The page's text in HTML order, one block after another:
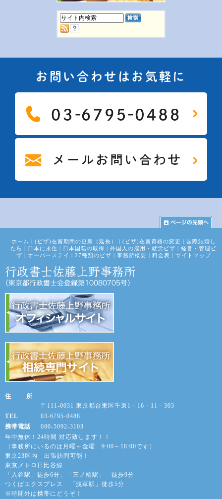
お問い合わせはお気軽に
ホーム | (ビザ)在留期間の更新（延長） | (ビザ)在留資格の変更 | 国際結婚し
たら | 日本に永住 | 日本国籍の取得 | 外国人の雇用・就労ビザ | 経営・管理ビ
ザ | オーバーステイ | 27種類のビザ | 事務所概要 | 料金表 | サイトマップ
住 所
〒111-0031 東京都台東区千束1－16－11－303
TEL
03-6795-0488
携帯電話
080-5092-3103
年中無休！24時間 対応致します！！
（事務所にいるのは月曜～金曜 9:00～18:00です）
東京23区内 出張訪問可能！
東京メトロ日比谷線
「入谷駅」徒歩6分、「三ノ輪駅」 徒歩9分
つくばエクスプレス 「浅草駅」徒歩5分
※時間外は携帯にどうぞ！